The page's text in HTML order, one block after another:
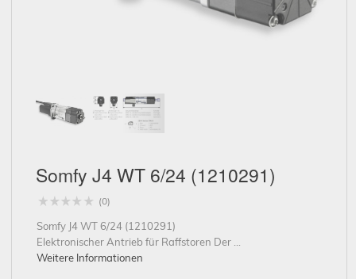
Somfy J4 WT 6/24 (1210291)
(0)
Somfy J4 WT 6/24 (1210291)
Elektronischer Antrieb für Raffstoren Der ...
Weitere Informationen